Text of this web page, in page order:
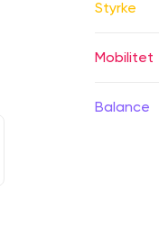
Styrke
Mobilitet
Balance